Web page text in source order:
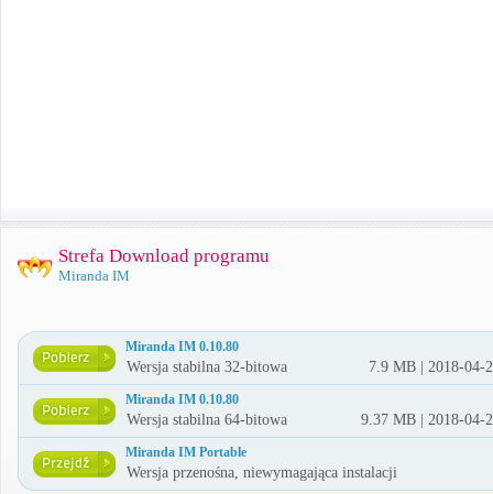
Strefa Download programu
Miranda IM
Miranda IM 0.10.80
Wersja stabilna 32-bitowa 7.9 MB | 2018-04-
Miranda IM 0.10.80
Wersja stabilna 64-bitowa 9.37 MB | 2018-04-
Miranda IM Portable
Wersja przenośna, niewymagająca instalacji